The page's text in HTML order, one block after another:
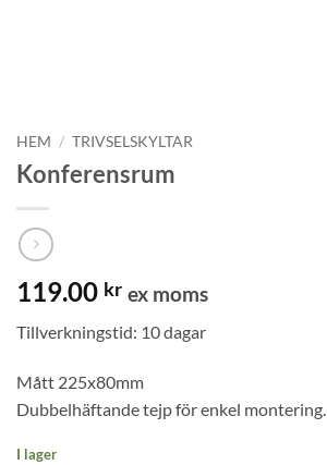
HEM / TRIVSELSKYLTAR
Konferensrum
119.00 kr ex moms
Tillverkningstid: 10 dagar
Mått 225x80mm
Dubbelhäftande tejp för enkel montering.
I lager